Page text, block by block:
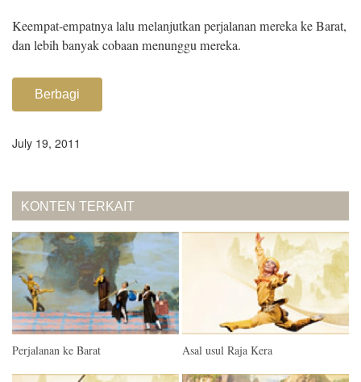
Keempat-empatnya lalu melanjutkan perjalanan mereka ke Barat,
dan lebih banyak cobaan menunggu mereka.
Berbagi
July 19, 2011
KONTEN TERKAIT
Perjalanan ke Barat Asal usul Raja Kera